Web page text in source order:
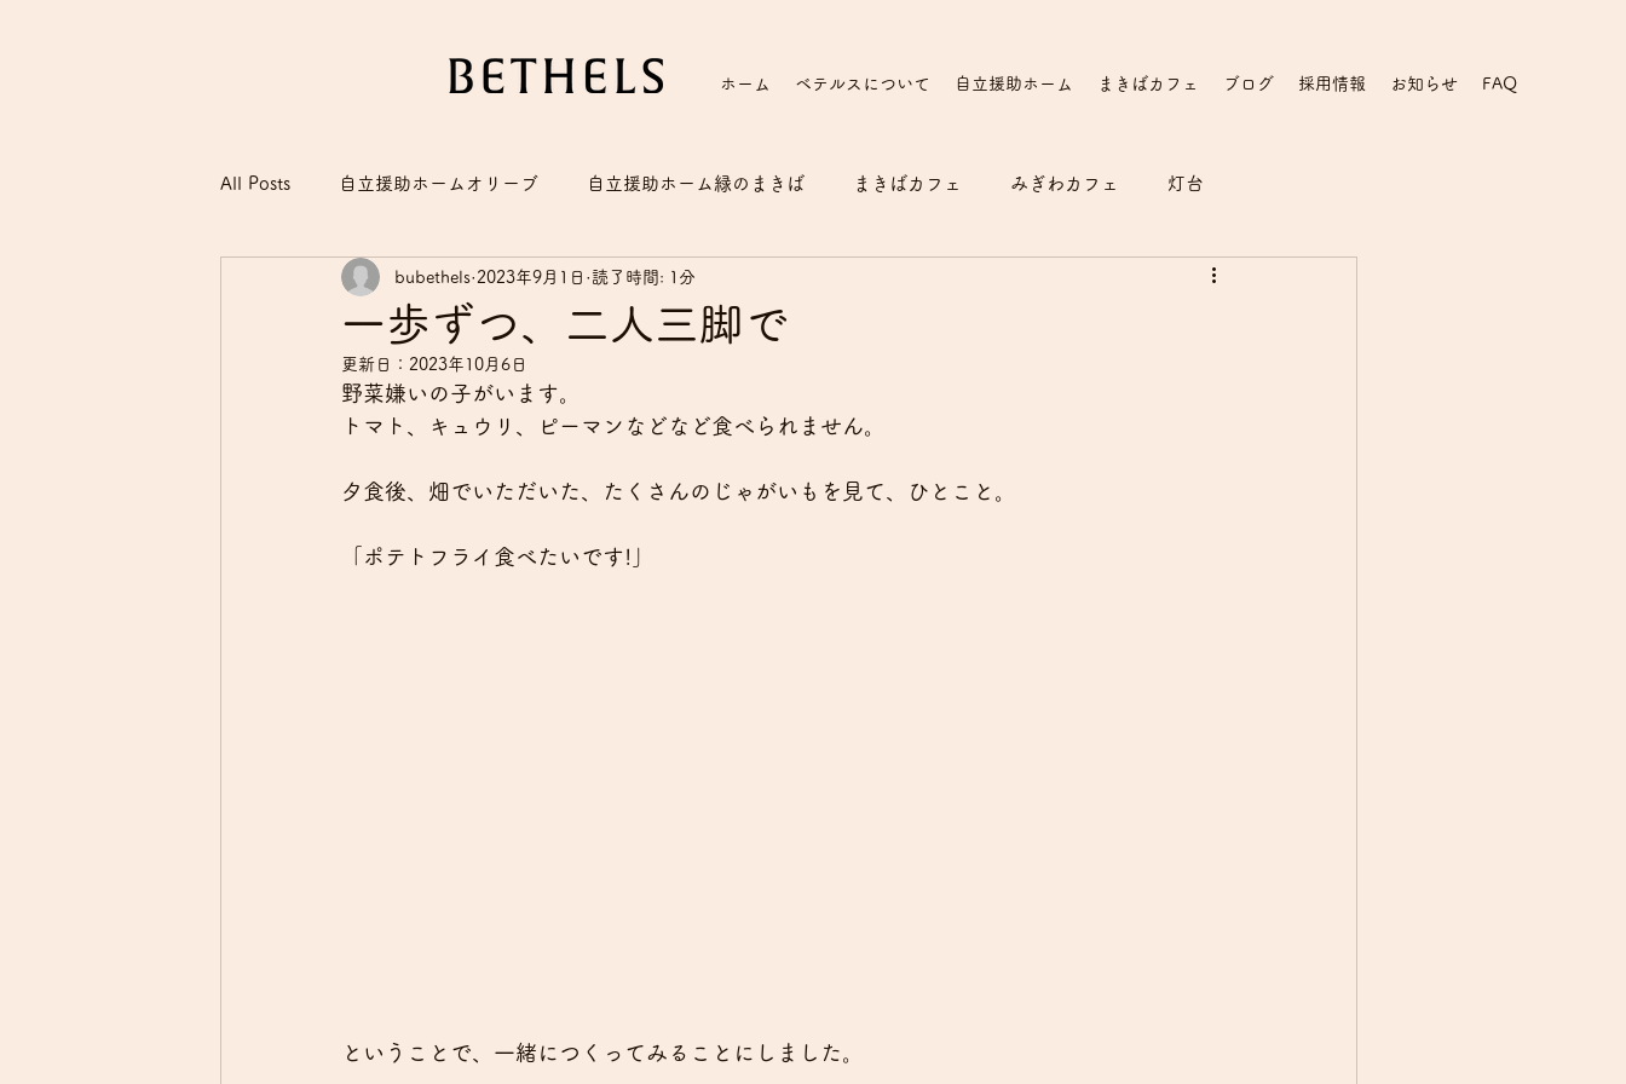
ホーム ベテルスについて 自立援助ホーム まきばカフェ ブログ 採用情報 お知らせ FAQ
All Posts 自立援助ホームオリーブ 自立援助ホーム緑のまきば まきばカフェ みぎわカフェ 灯台
一歩ずつ、二人三脚で
bubethels 2023年9月1日 読了時間: 1分
更新日： 2023年10月6日
野菜嫌いの子がいます。
トマト、キュウリ、ピーマンなどなど食べられません。
夕食後、畑でいただいた、たくさんのじゃがいもを見て、ひとこと。
「ポテトフライ食べたいです!」
ということで、一緒につくってみることにしました。